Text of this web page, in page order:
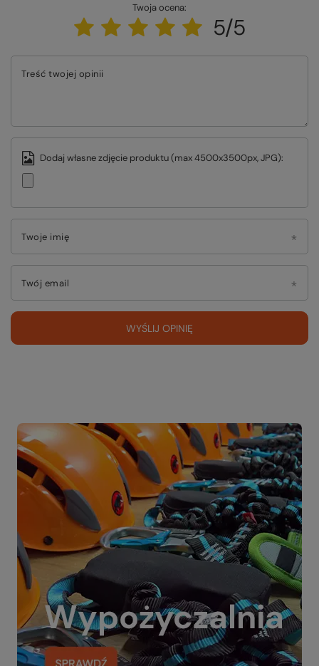
Twoja ocena:
5/5
Treść twojej opinii
Dodaj własne zdjęcie produktu (max 4500x3500px, JPG):
Twoje imię
Twój email
WYŚLIJ OPINIĘ